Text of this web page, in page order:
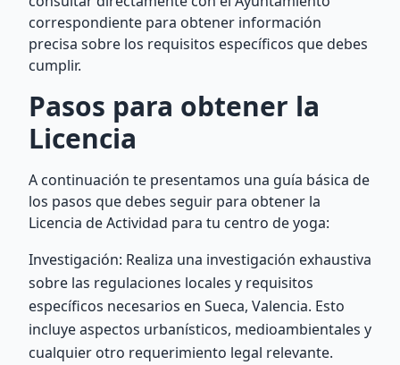
correspondiente para obtener información
precisa sobre los requisitos específicos que debes
cumplir.
Pasos para obtener la
Licencia
A continuación te presentamos una guía básica de
los pasos que debes seguir para obtener la
Licencia de Actividad para tu centro de yoga:
Investigación: Realiza una investigación exhaustiva
sobre las regulaciones locales y requisitos
específicos necesarios en Sueca, Valencia. Esto
incluye aspectos urbanísticos, medioambientales y
cualquier otro requerimiento legal relevante.